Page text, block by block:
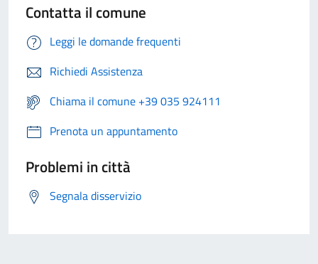
Contatta il comune
Leggi le domande frequenti
Richiedi Assistenza
Chiama il comune +39 035 924111
Prenota un appuntamento
Problemi in città
Segnala disservizio